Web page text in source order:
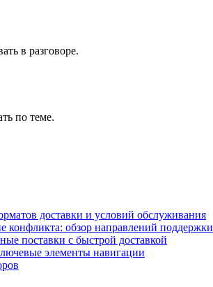
в разговоре.
по теме.
доставки и условий обслуживания
конфликта: обзор направлений поддержки
поставки с быстрой доставкой
элементы навигации